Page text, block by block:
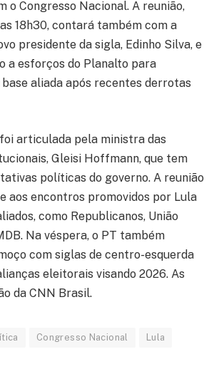
o Congresso Nacional. A reunião,
18h30, contará também com a
presidente da sigla, Edinho Silva, e
a esforços do Planalto para
aliada após recentes derrotas
articulada pela ministra das
Gleisi Hoffmann, que tem
políticas do governo. A reunião
aos encontros promovidos por Lula
como Republicanos, União
Na véspera, o PT também
com siglas de centro-esquerda
eleitorais visando 2026. As
da CNN Brasil.
Congresso Nacional Lula